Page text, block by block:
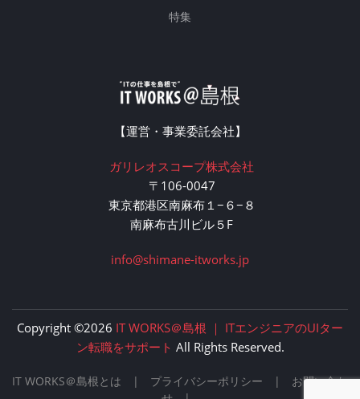
特集
【運営・事業委託会社】
ガリレオスコープ株式会社
〒106-0047
東京都港区南麻布１−６−８
南麻布古川ビル５F
info@shimane-itworks.jp
Copyright ©2026 IT WORKS＠島根 ｜ ITエンジニアのUIター
ン転職をサポート All Rights Reserved.
IT WORKS＠島根とは | プライバシーポリシー |
お問い合わ